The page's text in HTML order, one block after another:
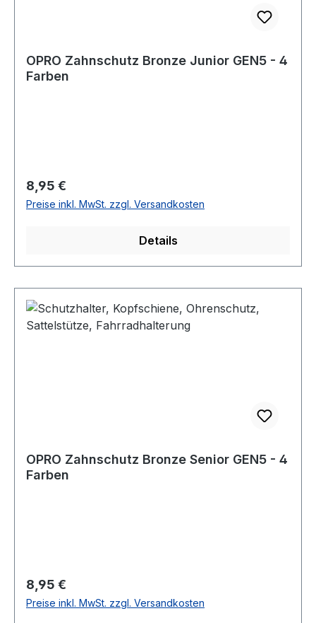
OPRO Zahnschutz Bronze Junior GEN5 - 4
Farben
Regulärer Preis:
8,95 €
Preise inkl. MwSt. zzgl. Versandkosten
Details
OPRO Zahnschutz Bronze Senior GEN5 - 4
Farben
Regulärer Preis:
8,95 €
Preise inkl. MwSt. zzgl. Versandkosten